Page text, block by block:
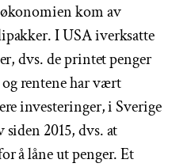
kom av
I USA iverksatte
dvs. de printet penger
rentene har vært
investeringer, i Sverige
2015, dvs. at
å låne ut penger. Et